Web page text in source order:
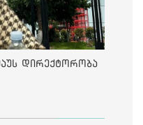
დირექტორობა